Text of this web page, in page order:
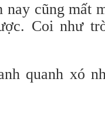
nay cũng mất
Coi như
quanh xó